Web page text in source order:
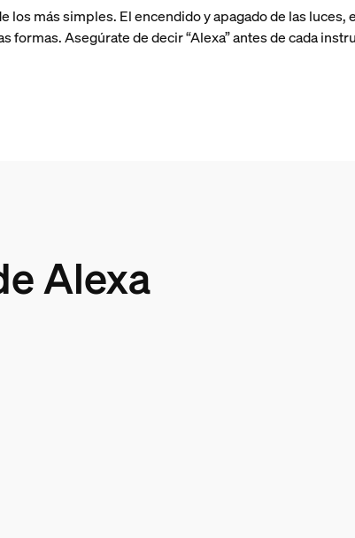
los más simples. El encendido y apagado de las
Asegúrate de decir “Alexa” antes de cada
Alexa